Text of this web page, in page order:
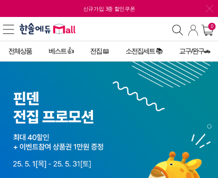
신규가입 3종 할인쿠폰
0
전체상품 베스트 👍 전집 📖 소전집세트 📚 교구/완구🚗